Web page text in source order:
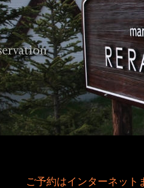
ご予約はインターネット